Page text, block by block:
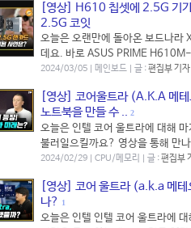
[영상] H610 칩셋에 2.5G 기
2.5G 코잇
오늘은 오랜만에 돌아온 보드나라
데요. 바로 ASUS PRIME
2024/03/05 | 메인보드 | 글 :편집부 기자
[영상] 코어울트라 (A.K.A 메
노트북을 만들 수 .. 2
오늘은 인텔 코어 울트라에 대해
불러일으킬까요? 영상을 통해 만
2024/02/29 | CPU/메모리 | 글 :편집부
[영상] 코어 울트라 (a.k.a 메
나?
1
오늘은 인텔 인텔 코어 울트라에